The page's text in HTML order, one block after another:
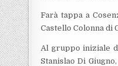
Farà tappa a
Castello Colonna di
Al gruppo iniziale
Stanislao Di